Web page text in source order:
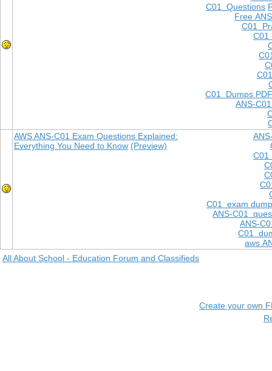
C01 Questions
Free
C01
C01
C01 Dumps PDF
ANS-
C01
C01 exam
ANS-C01
ANS-
C01
aws
AWS ANS-C01 Exam Questions Explained:
Everything You Need to Know (Preview)
All About School - Education Forum and Classifieds
Create your own